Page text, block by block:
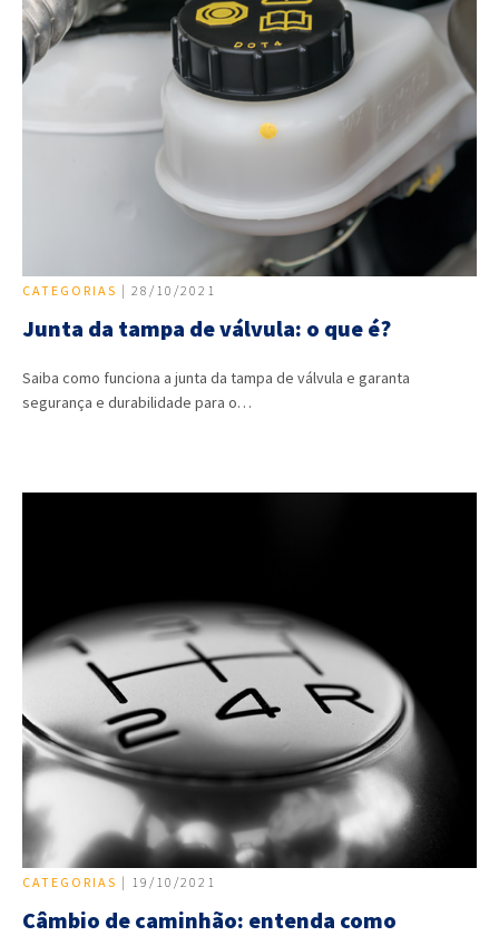
CATEGORIAS | 28/10/2021
Junta da tampa de válvula: o que é?
Saiba como funciona a junta da tampa de válvula e garanta
segurança e durabilidade para o…
CATEGORIAS | 19/10/2021
Câmbio de caminhão: entenda como